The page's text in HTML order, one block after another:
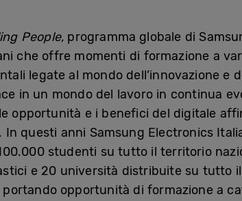
People, programma globale di
che offre momenti di formazione a
legate al mondo dell’innovazione e
in un mondo del lavoro in continua
opportunità e i benefici del digitale
questi anni Samsung Electronics
studenti su tutto il territorio
e 20 università distribuite su tutto
opportunità di formazione a